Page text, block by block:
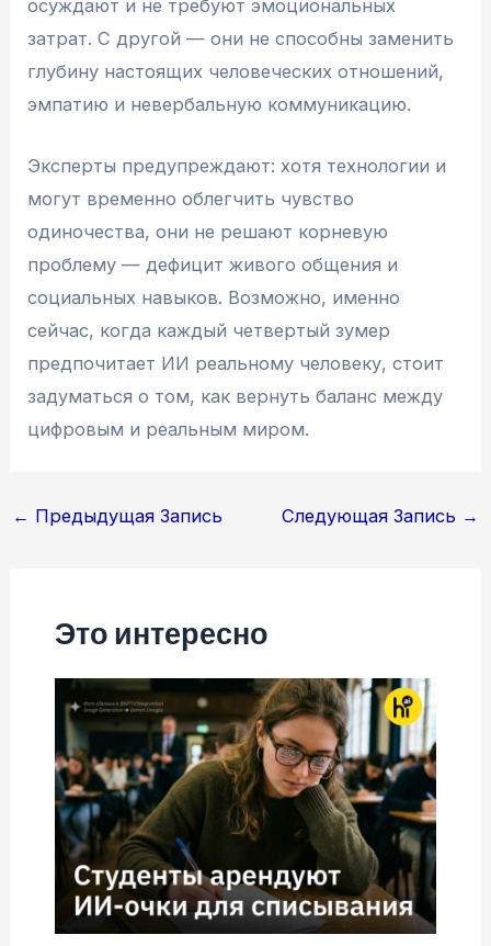
осуждают и не требуют эмоциональных
затрат. С другой — они не способны заменить
глубину настоящих человеческих отношений,
эмпатию и невербальную коммуникацию.
Эксперты предупреждают: хотя технологии и
могут временно облегчить чувство
одиночества, они не решают корневую
проблему — дефицит живого общения и
социальных навыков. Возможно, именно
сейчас, когда каждый четвертый зумер
предпочитает ИИ реальному человеку, стоит
задуматься о том, как вернуть баланс между
цифровым и реальным миром.
Навигация
← Предыдущая Запись Следующая Запись →
Это интересно